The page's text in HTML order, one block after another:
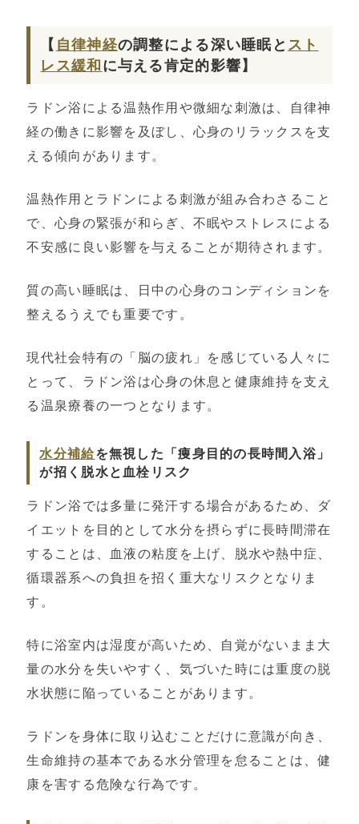
【 自律神経の調整による深い睡眠と スト
レス緩和 に与える肯定的影響】
ラドン浴による温熱作用や微細な刺激は、自律神
経の働きに影響を及ぼし、心身のリラックスを支
える傾向があります。
温熱作用とラドンによる刺激が組み合わさること
で、心身の緊張が和らぎ、不眠やストレスによる
不安感に良い影響を与えることが期待されます。
質の高い睡眠は、日中の心身のコンディションを
整えるうえでも重要です。
現代社会特有の「脳の疲れ」を感じている人々に
とって、ラドン浴は心身の休息と健康維持を支え
る温泉療養の一つとなります。
水分補給を無視した「痩身目的の長時間入浴」
が招く脱水と血栓リスク
ラドン浴では多量に発汗する場合があるため、ダ
イエットを目的として水分を摂らずに長時間滞在
することは、血液の粘度を上げ、脱水や熱中症、
循環器系への負担を招く重大なリスクとなりま
す。
特に浴室内は湿度が高いため、自覚がないまま大
量の水分を失いやすく、気づいた時には重度の脱
水状態に陥っていることがあります。
ラドンを身体に取り込むことだけに意識が向き、
生命維持の基本である水分管理を怠ることは、健
康を害する危険な行為です。